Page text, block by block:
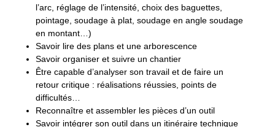
l’arc, réglage de l’intensité, choix des baguettes,
pointage, soudage à plat, soudage en angle soudage
en montant…)
Savoir lire des plans et une arborescence
Savoir organiser et suivre un chantier
Être capable d’analyser son travail et de faire un
retour critique : réalisations réussies, points de
difficultés…
Reconnaître et assembler les pièces d’un outil
Savoir intégrer son outil dans un itinéraire technique